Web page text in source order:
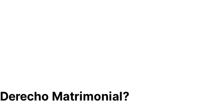
Derecho Matrimonial?